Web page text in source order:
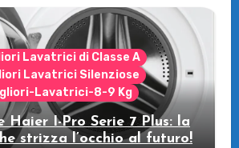
Lavatrici di Classe A
Lavatrici Silenziose
Lavatrici-8-9 Kg
Haier I-Pro Serie 7 Plus: la
strizza l’occhio al futuro!